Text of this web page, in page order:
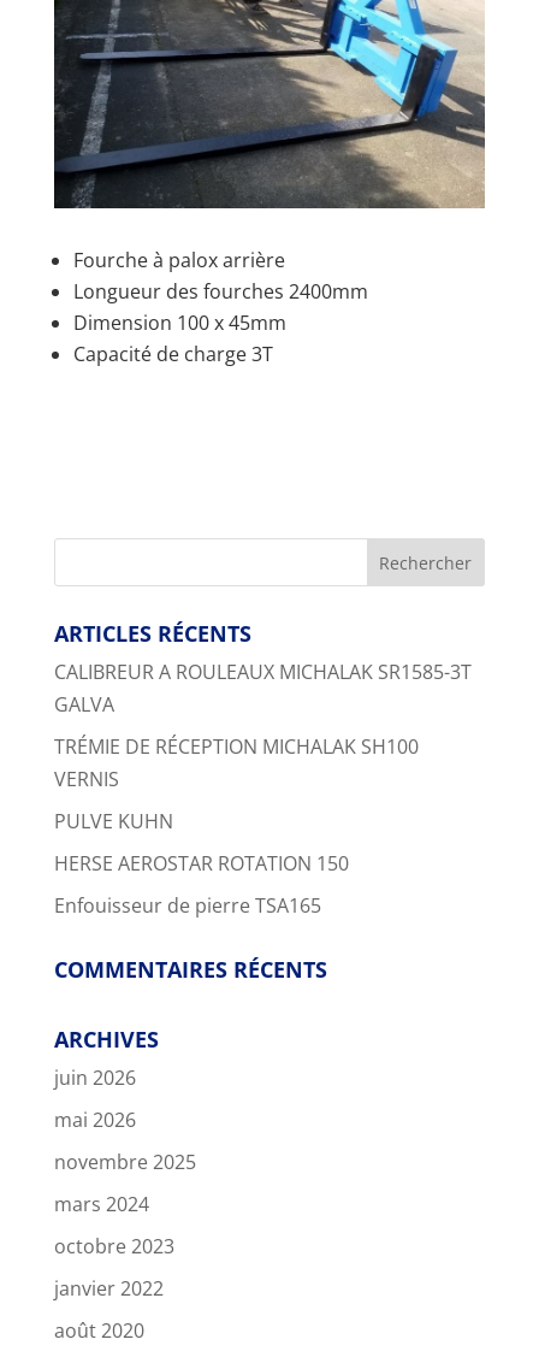
Fourche à palox arrière
Longueur des fourches 2400mm
Dimension 100 x 45mm
Capacité de charge 3T
ARTICLES RÉCENTS
CALIBREUR A ROULEAUX MICHALAK SR1585-3T
GALVA
TRÉMIE DE RÉCEPTION MICHALAK SH100
VERNIS
PULVE KUHN
HERSE AEROSTAR ROTATION 150
Enfouisseur de pierre TSA165
COMMENTAIRES RÉCENTS
ARCHIVES
juin 2026
mai 2026
novembre 2025
mars 2024
octobre 2023
janvier 2022
août 2020